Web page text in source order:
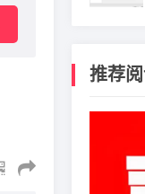
推荐